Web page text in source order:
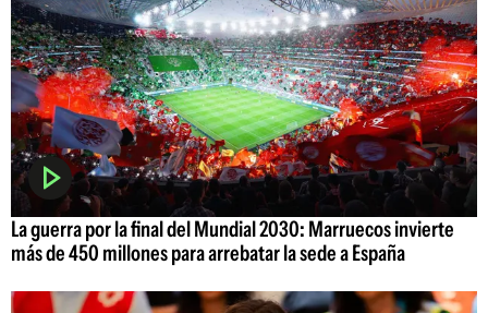
La guerra por la final del Mundial 2030: Marruecos invierte
más de 450 millones para arrebatar la sede a España